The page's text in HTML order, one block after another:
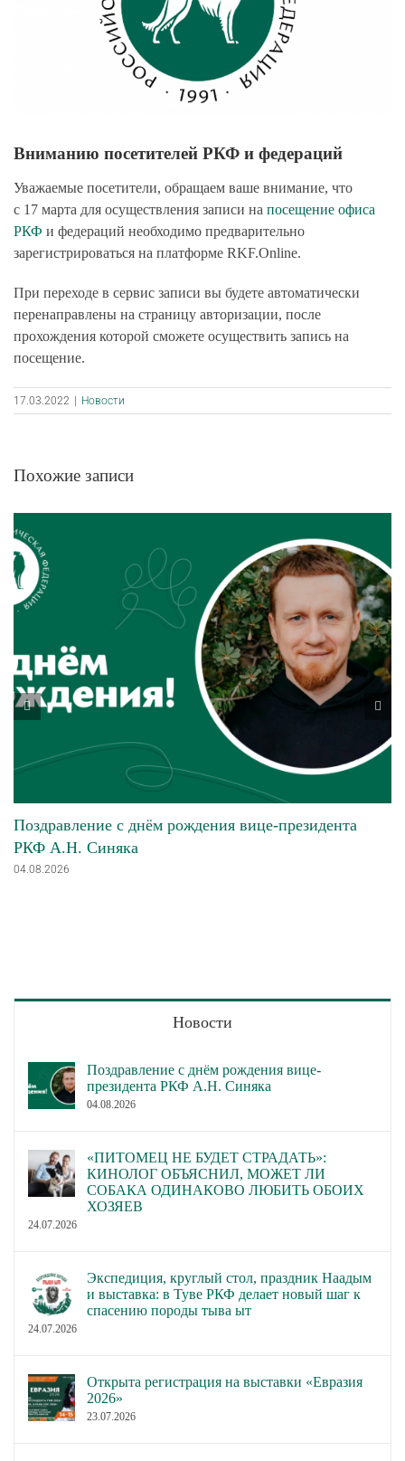
Вниманию посетителей РКФ и федераций
Уважаемые посетители, обращаем ваше внимание, что
с 17 марта для осуществления записи на посещение офиса
РКФ и федераций необходимо предварительно
зарегистрироваться на платформе RKF.Online.
При переходе в сервис записи вы будете автоматически
перенаправлены на страницу авторизации, после
прохождения которой сможете осуществить запись на
посещение.
17.03.2022 Новости
Похожие записи
Поздравление с днём рождения вице-президента
РКФ А.Н. Синяка
04.08.2026
Новости
Поздравление с днём рождения вице-
президента РКФ А.Н. Синяка
04.08.2026
«ПИТОМЕЦ НЕ БУДЕТ СТРАДАТЬ»:
КИНОЛОГ ОБЪЯСНИЛ, МОЖЕТ ЛИ
СОБАКА ОДИНАКОВО ЛЮБИТЬ ОБОИХ
ХОЗЯЕВ
24.07.2026
Экспедиция, круглый стол, праздник Наадым
и выставка: в Туве РКФ делает новый шаг к
спасению породы тыва ыт
24.07.2026
Открыта регистрация на выставки «Евразия
2026»
23.07.2026